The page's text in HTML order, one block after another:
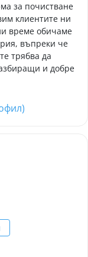
за почистване
клиентите ни
време обичаме
въпреки че
трябва да
и добре